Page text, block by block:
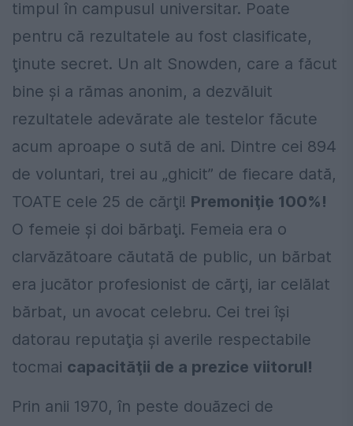
timpul în campusul universitar. Poate
pentru că rezultatele au fost clasificate,
ţinute secret. Un alt Snowden, care a făcut
bine şi a rămas anonim, a dezvăluit
rezultatele adevărate ale testelor făcute
acum aproape o sută de ani. Dintre cei 894
de voluntari, trei au „ghicit” de fiecare dată,
TOATE cele 25 de cărţi! Premoniţie 100%!
O femeie şi doi bărbaţi. Femeia era o
clarvăzătoare căutată de public, un bărbat
era jucător profesionist de cărţi, iar celălat
bărbat, un avocat celebru. Cei trei îşi
datorau reputaţia şi averile respectabile
tocmai capacităţii de a prezice viitorul!
Prin anii 1970, în peste douăzeci de